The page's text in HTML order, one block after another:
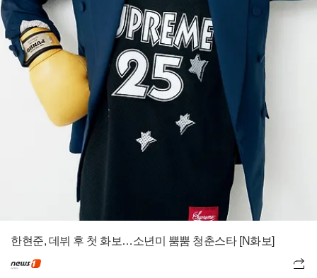
한현준, 데뷔 후 첫 화보…소년미 뿜뿜 청춘스타 [N화보]